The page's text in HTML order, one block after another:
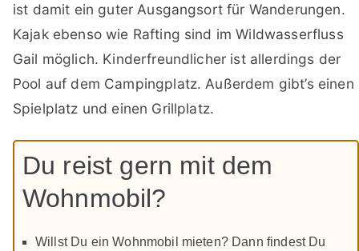
ist damit ein guter Ausgangsort für Wanderungen.
Kajak ebenso wie Rafting sind im Wildwasserfluss
Gail möglich. Kinderfreundlicher ist allerdings der
Pool auf dem Campingplatz. Außerdem gibt’s einen
Spielplatz und einen Grillplatz.
Du reist gern mit dem
Wohnmobil?
Willst Du ein Wohnmobil mieten? Dann findest Du